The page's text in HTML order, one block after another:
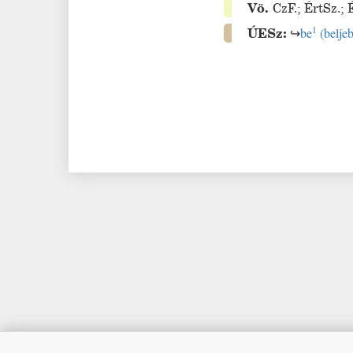
Vö.CzF.;ÉrtSz.;
ÚESz: ↪be1 (